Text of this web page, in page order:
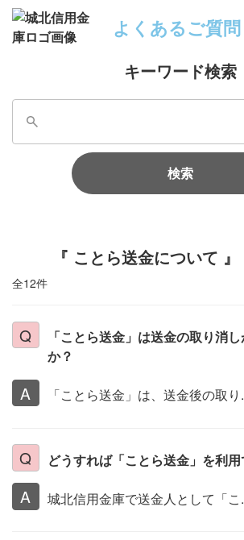
よくあるご質問
キーワード検索
検索
『 ことら送金について
全12件
「ことら送金」は送金の取り消
か？
「ことら送金」は、送金後の取り
どうすれば「ことら送金」を利
城北信用金庫で送金人として「こ